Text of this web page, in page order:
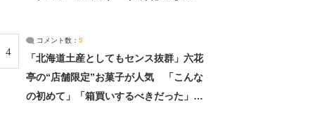
4
コメント数： 5
「北海道土産としてもセンス抜群」六花
亭の“店舗限定”お菓子が人気 「こんな
の初めて」「箱買いするべきだった」